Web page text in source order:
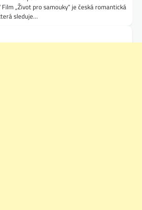
„Život pro samouky“ je česká romantická
sleduje…